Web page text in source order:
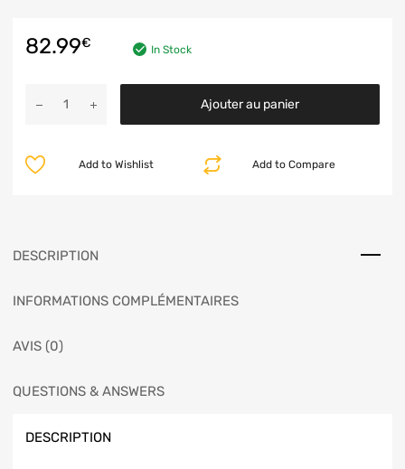
82.99€ In Stock
Ajouter au panier
Add to Compare
Add to Wishlist
DESCRIPTION
INFORMATIONS COMPLÉMENTAIRES
AVIS (0)
QUESTIONS & ANSWERS
DESCRIPTION